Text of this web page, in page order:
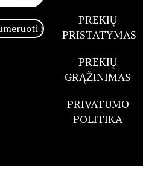
PREKIŲ
PRISTATYMAS
PREKIŲ
GRĄŽINIMAS
PRIVATUMO
POLITIKA